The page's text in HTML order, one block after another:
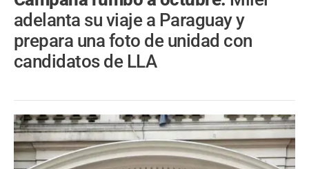
adelanta su viaje a Paraguay y
prepara una foto de unidad con
candidatos de LLA